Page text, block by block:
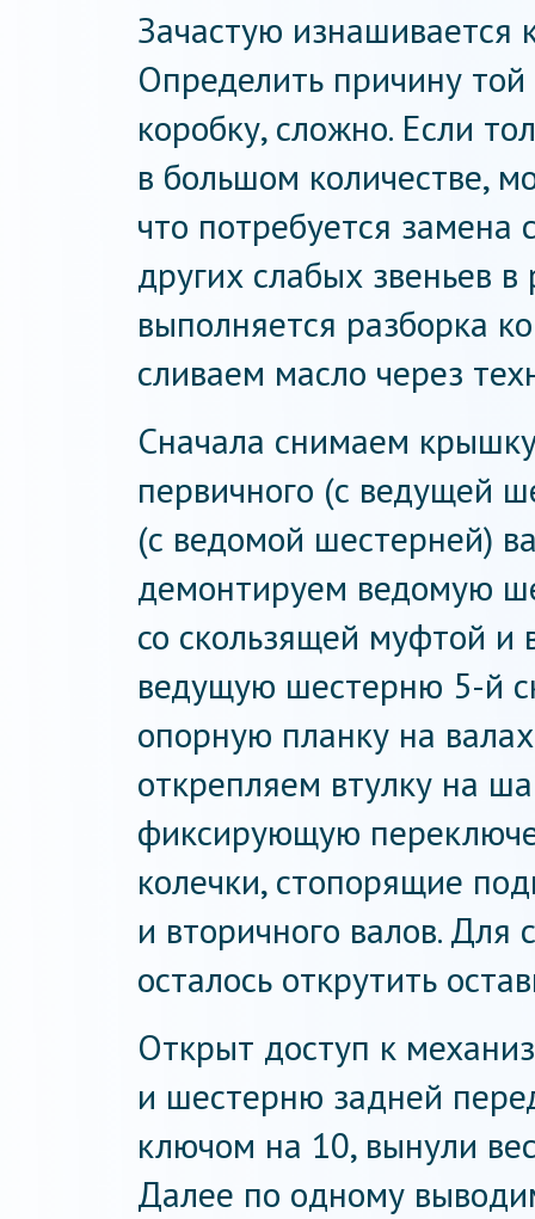
Зачастую изнашивается
Определить причину
коробку, сложно. Если
в большом количестве,
что потребуется
других слабых звеньев
выполняется разборка
сливаем масло через
Сначала снимаем
первичного (с ведущей
(с ведомой шестерней)
демонтируем ведомую
со скользящей муфтой и
ведущую шестерню 5-й
опорную планку на
открепляем втулку на
фиксирующую
колечки, стопорящие
и вторичного валов. Для
осталось открутить
Открыт доступ к
и шестерню задней
ключом на 10, вынули
Далее по одному